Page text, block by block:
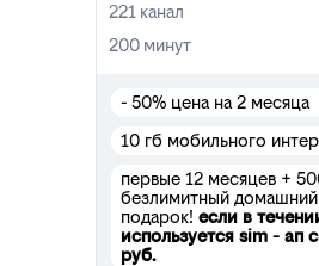
221 канал
200 минут
- 50% цена на 2 месяца
10 гб мобильного
первые 12 месяцев +
безлимитный домашний
подарок! если в
используется sim - ап
руб.